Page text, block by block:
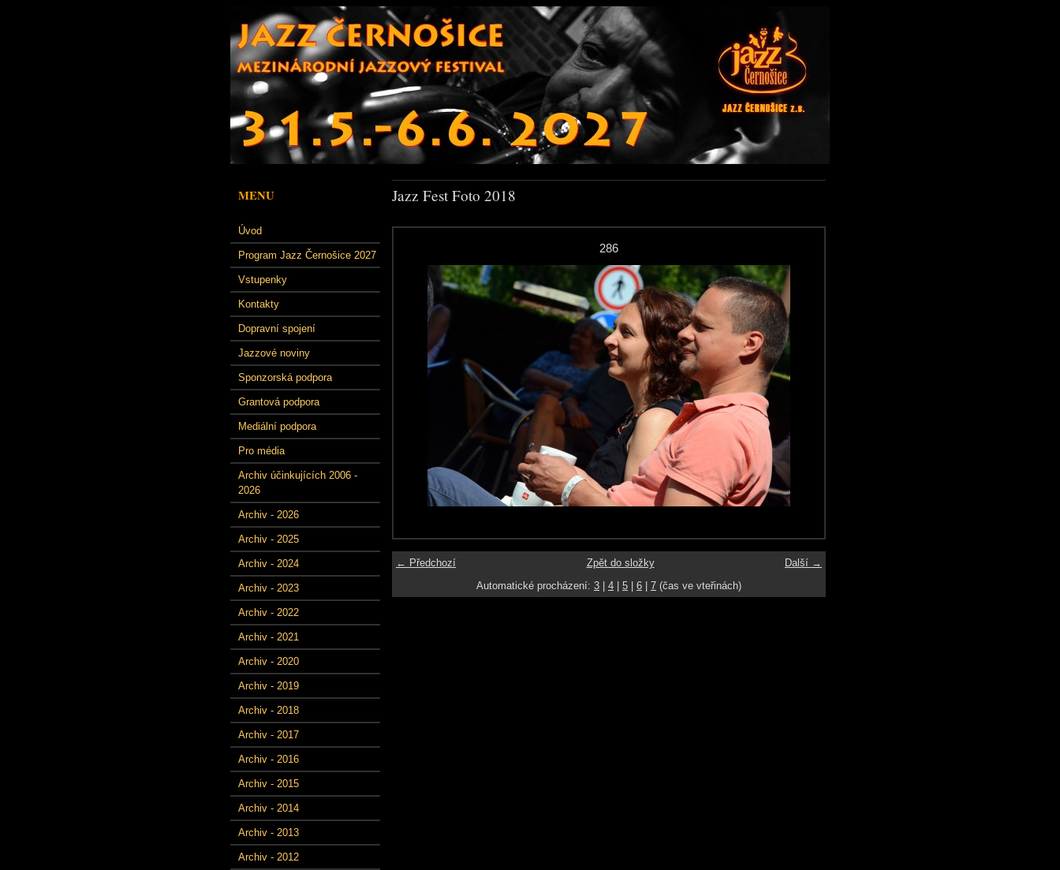
MENU
Úvod
Program Jazz Černošice 2027
Vstupenky
Kontakty
Dopravní spojení
Jazzové noviny
Sponzorská podpora
Grantová podpora
Mediální podpora
Pro média
Archiv účinkujících 2006 -
2026
Archiv - 2026
Archiv - 2025
Archiv - 2024
Archiv - 2023
Archiv - 2022
Archiv - 2021
Archiv - 2020
Archiv - 2019
Archiv - 2018
Archiv - 2017
Archiv - 2016
Archiv - 2015
Archiv - 2014
Archiv - 2013
Archiv - 2012
Jazz Fest Foto 2018
286
← Předchozí Další →
Zpět do složky
Automatické procházení: 3 4 5 6 7 (čas ve vteřinách)